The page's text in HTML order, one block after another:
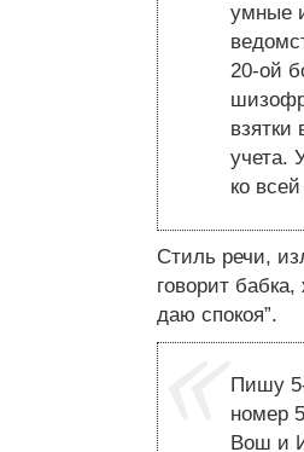
умные
20-ой
учета.
ко
Стиль речи,
говорит
даю спокоя”.
Пишу
номер
Вош и